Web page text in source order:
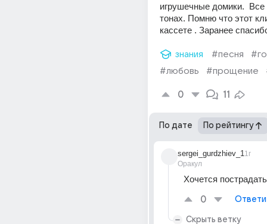
игрушечные домики.
тонах. Помню что этот
кассете . Заранее
знания #песня
#любовь
#прощение
0 11
По дате По рейтингу
sergei_gurdzhiev_1
Оракул
1г
Хочется
0
Скрыть ветку